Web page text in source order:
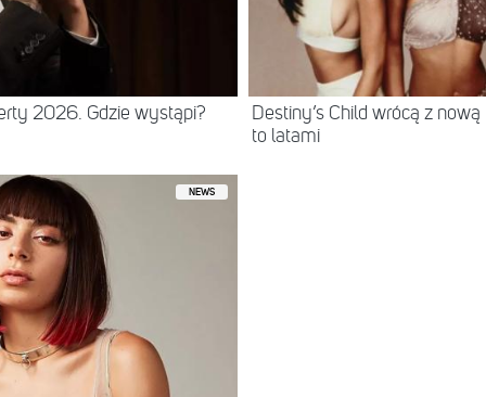
2026. Gdzie wystąpi?
Destiny’s Child wrócą z
to latami
NEWS